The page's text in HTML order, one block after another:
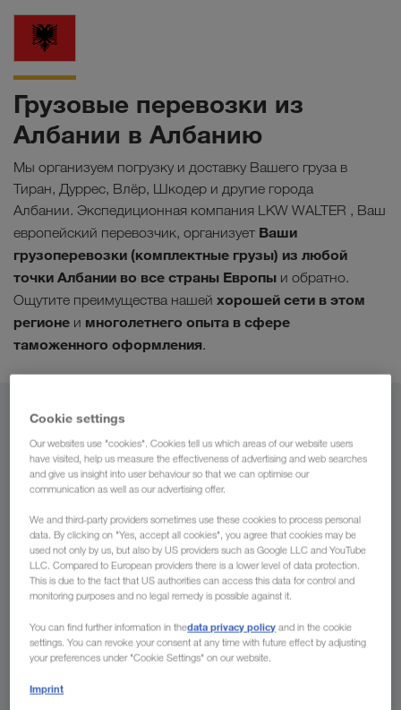
Грузовые перевозки из
Албании в Албанию
Мы организуем погрузку и доставку Вашего груза в
Тиран, Дуррес, Влёр, Шкодер и другие города
Албании. Экспедиционная компания LKW WALTER , Ваш
европейский перевозчик, организует Ваши
грузоперевозки (комплектные грузы) из любой
точки Албании во все страны Европы и обратно.
Ощутите преимущества нашей хорошей сети в этом
регионе и многолетнего опыта в сфере
таможенного оформления.
Из
Таджикистан
Страна
Cookie settings
Our websites use "cookies". Cookies tell us which areas of our website users
have visited, help us measure the effectiveness of advertising and web searches
and give us insight into user behaviour so that we can optimise our
communication as well as our advertising offer.
We and third-party providers sometimes use these cookies to process personal
data. By clicking on "Yes, accept all cookies", you agree that cookies may be
used not only by us, but also by US providers such as Google LLC and YouTube
LLC. Compared to European providers there is a lower level of data protection.
This is due to the fact that US authorities can access this data for control and
monitoring purposes and no legal remedy is possible against it.
You can find further information in thedata privacy policy and in the cookie
settings. You can revoke your consent at any time with future effect by adjusting
your preferences under "Cookie Settings" on our website.
Imprint